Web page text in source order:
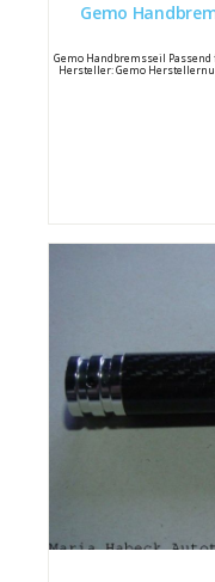
Gemo
Gemo Handbremsseil Passend
Hersteller: Gemo